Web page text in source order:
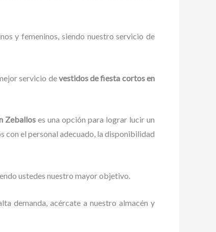
y femeninos, siendo nuestro servicio de
servicio devestidos de fiesta cortos en
Zeballoses una opción para lograr lucir un
con el personal adecuado, la disponibilidad
ustedes nuestro mayor objetivo.
demanda, acércate a nuestro almacén y